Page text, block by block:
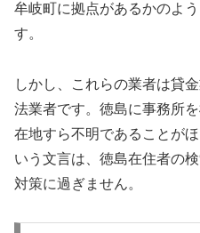
牟岐町に拠点があるかのよ
す。
しかし、これらの業者は貸
法業者です。徳島に事務所
在地すら不明であることが
いう文言は、徳島在住者の
対策に過ぎません。